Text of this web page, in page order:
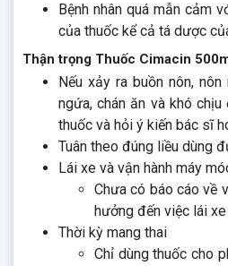
Bệnh nhân quá mẫn cảm
của thuốc kể cả tá dược
Thận trọng Thuốc Cimacin
Nếu xảy ra buồn nôn,
ngứa, chán ăn và khó
thuốc và hỏi ý kiến bác sĩ
Tuân theo đúng liều dùng
Lái xe và vận hành máy
Chưa có báo cáo về
hưởng đến việc lái
Thời kỳ mang thai
Chỉ dùng thuốc cho